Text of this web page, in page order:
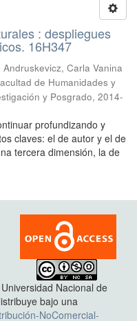
: despliegues
16H347
Carla Vanina
de Humanidades y
y Posgrado, 2014-
profundizando y
claves: el de autor y el de
tercera dimensión, la de
Nacional de
bajo una
NoComercial-